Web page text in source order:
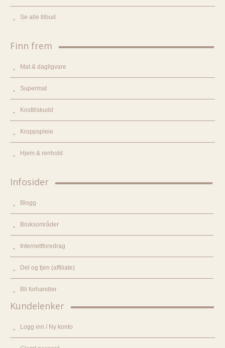
Se alle tilbud
Finn frem
Mat & dagligvare
Supermat
Kosttilskudd
Kroppspleie
Hjem & renhold
Infosider
Blogg
Bruksområder
Internettforedrag
Del og tjen (affiliate)
Bli forhandler
Kundelenker
Logg inn / Ny konto